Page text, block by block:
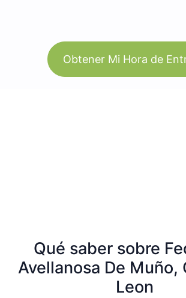
Obtener Mi Hora de
Qué saber sobre
Avellanosa De Muño,
Leon